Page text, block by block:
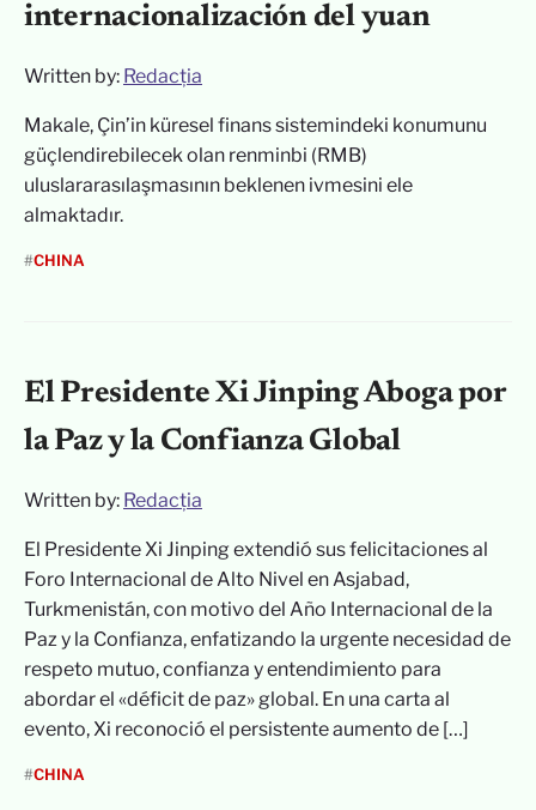
internacionalización del yuan
Written by: Redacția
Makale, Çin’in küresel finans sistemindeki konumunu
güçlendirebilecek olan renminbi (RMB)
uluslararasılaşmasının beklenen ivmesini ele
almaktadır.
#CHINA
El Presidente Xi Jinping Aboga por
la Paz y la Confianza Global
Written by: Redacția
El Presidente Xi Jinping extendió sus felicitaciones al
Foro Internacional de Alto Nivel en Asjabad,
Turkmenistán, con motivo del Año Internacional de la
Paz y la Confianza, enfatizando la urgente necesidad de
respeto mutuo, confianza y entendimiento para
abordar el «déficit de paz» global. En una carta al
evento, Xi reconoció el persistente aumento de […]
#CHINA